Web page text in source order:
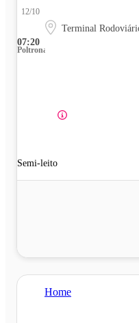
07:20
12/10
Terminal
Poltrona
Semi-leito
Home